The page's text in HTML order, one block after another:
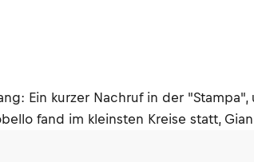
Ein kurzer Nachruf in der
fand im kleinsten Kreise statt,